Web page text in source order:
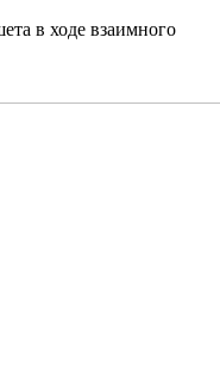
в ходе взаимного